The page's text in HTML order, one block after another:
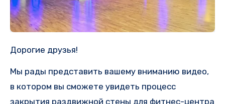
Дорогие друзья!
Мы рады представить вашему вниманию видео,
в котором вы сможете увидеть процесс
закрытия раздвижной стены для фитнес-центра